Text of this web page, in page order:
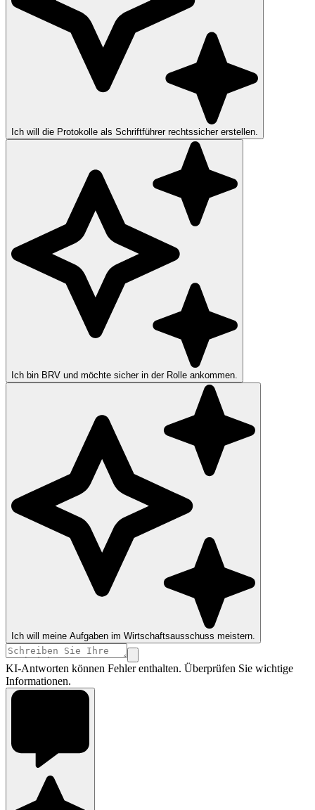
Ich will die Protokolle als Schriftführer rechtssicher erstellen.
Ich bin BRV und möchte sicher in der Rolle ankommen.
Ich will meine Aufgaben im Wirtschaftsausschuss meistern.
KI-Antworten können Fehler enthalten. Überprüfen Sie wichtige
Informationen.